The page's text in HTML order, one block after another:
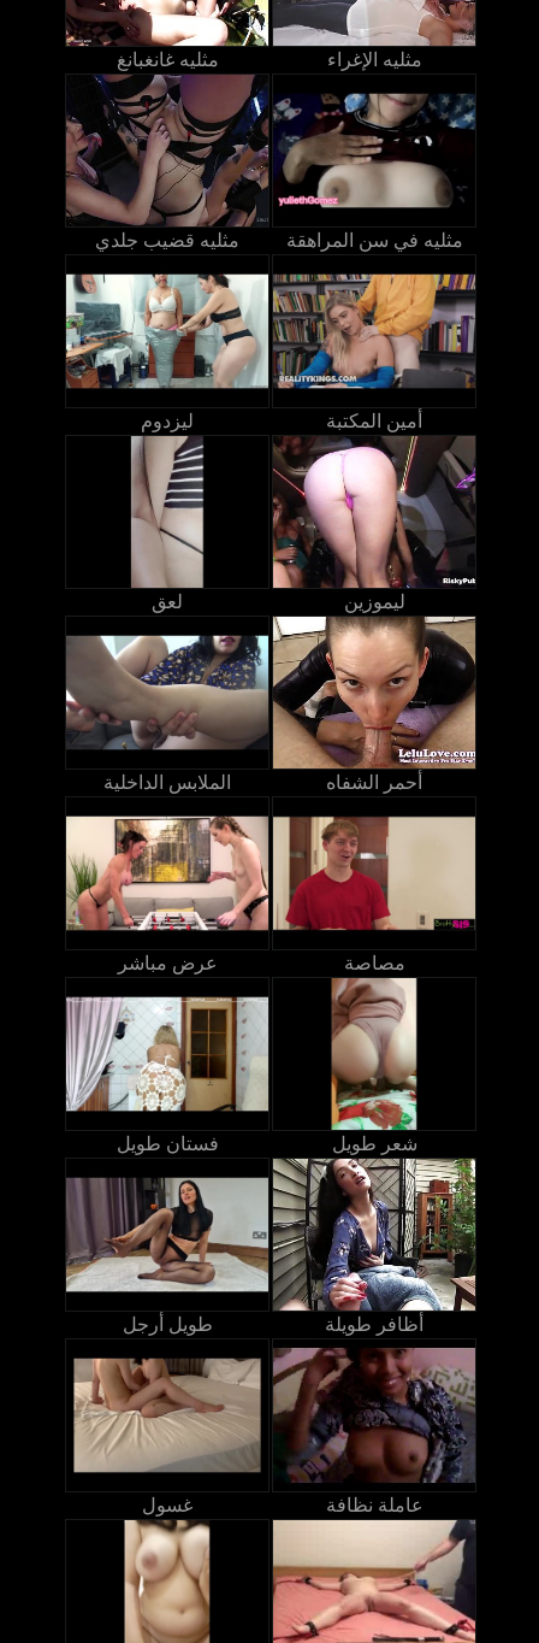
مثليه غانغبانغ مثليه الإغراء
مثليه قضيب جلدي مثليه في سن المراهقة
ليزدوم أمين المكتبة
لعق ليموزين
الملابس الداخلية أحمر الشفاه
عرض مباشر مصاصة
فستان طويل شعر طويل
طويل أرجل أظافر طويلة
غسول عاملة نظافة